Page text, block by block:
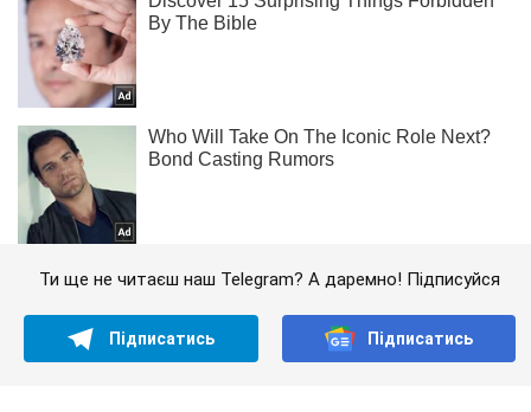
Ти ще не читаєш наш Telegram? А даремно! Підписуйся
Підписатись Підписатись